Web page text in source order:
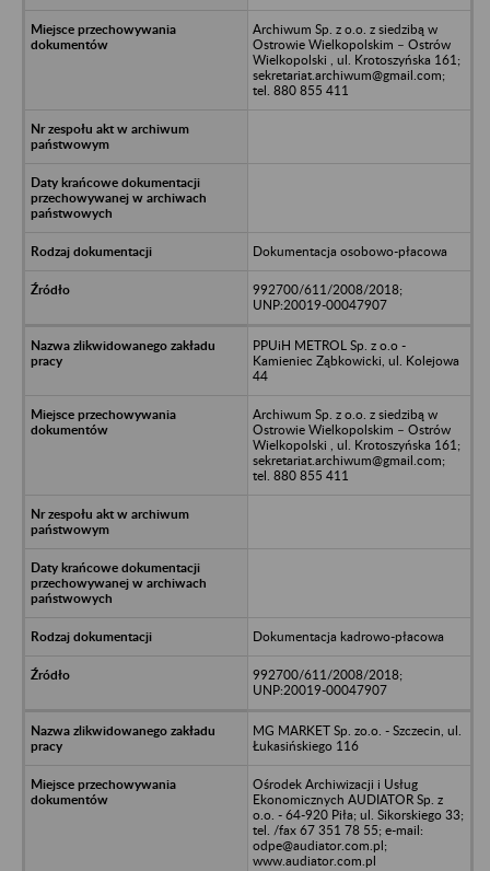
Archiwum Sp. z o.o. z siedzibą w
Ostrowie Wielkopolskim – Ostrów
Wielkopolski , ul. Krotoszyńska 161;
sekretariat.archiwum@gmail.com;
tel. 880 855 411
Dokumentacja osobowo-płacowa
992700/611/2008/2018;
UNP:20019-00047907
PPUiH METROL Sp. z o.o -
Kamieniec Ząbkowicki, ul. Kolejowa
44
Archiwum Sp. z o.o. z siedzibą w
Ostrowie Wielkopolskim – Ostrów
Wielkopolski , ul. Krotoszyńska 161;
sekretariat.archiwum@gmail.com;
tel. 880 855 411
Dokumentacja kadrowo-płacowa
992700/611/2008/2018;
UNP:20019-00047907
MG MARKET Sp. zo.o. - Szczecin, ul.
Łukasińskiego 116
Ośrodek Archiwizacji i Usług
Ekonomicznych AUDIATOR Sp. z
o.o. - 64-920 Piła; ul. Sikorskiego 33;
tel. /fax 67 351 78 55; e-mail:
odpe@audiator.com.pl;
www.audiator.com.pl